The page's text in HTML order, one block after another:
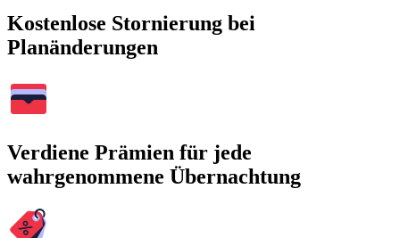
Kostenlose Stornierung bei
Planänderungen
Verdiene Prämien für jede
wahrgenommene Übernachtung